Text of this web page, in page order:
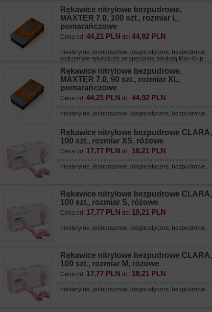
Rękawice nitrylowe bezpudrowe,
MAXTER 7.0, 100 szt., rozmiar L,
pomarańczowe
Cena od: 44,21 PLN do: 44,92 PLN
niesterylne, jednorazowe, diagnostyczne, bezpudrowe,
wytrzymałe rękawiczki ze specjalną teksturą Max-Grip…
Rękawice nitrylowe bezpudrowe,
MAXTER 7.0, 90 szt., rozmiar XL,
pomarańczowe
Cena od: 44,21 PLN do: 44,92 PLN
niesterylne, jednorazowe, diagnostyczne, bezpudrowe…
Rękawice nitrylowe bezpudrowe CLARA,
100 szt., rozmiar XS, różowe
Cena od: 17,77 PLN do: 18,21 PLN
niesterylne, jednorazowe, diagnostyczne, bezpudrowe…
Rękawice nitrylowe bezpudrowe CLARA,
100 szt., rozmiar S, różowe
Cena od: 17,77 PLN do: 18,21 PLN
niesterylne, jednorazowe, diagnostyczne, bezpudrowe…
Rękawice nitrylowe bezpudrowe CLARA,
100 szt., rozmiar M, różowe
Cena od: 17,77 PLN do: 18,21 PLN
niesterylne, jednorazowe, diagnostyczne, bezpudrowe…